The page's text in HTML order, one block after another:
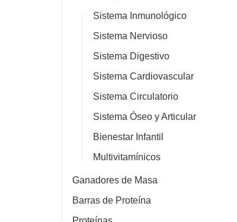
Sistema Inmunológico
Sistema Nervioso
Sistema Digestivo
Sistema Cardiovascular
Sistema Circulatorio
Sistema Óseo y Articular
Bienestar Infantil
Multivitamínicos
Ganadores de Masa
Barras de Proteína